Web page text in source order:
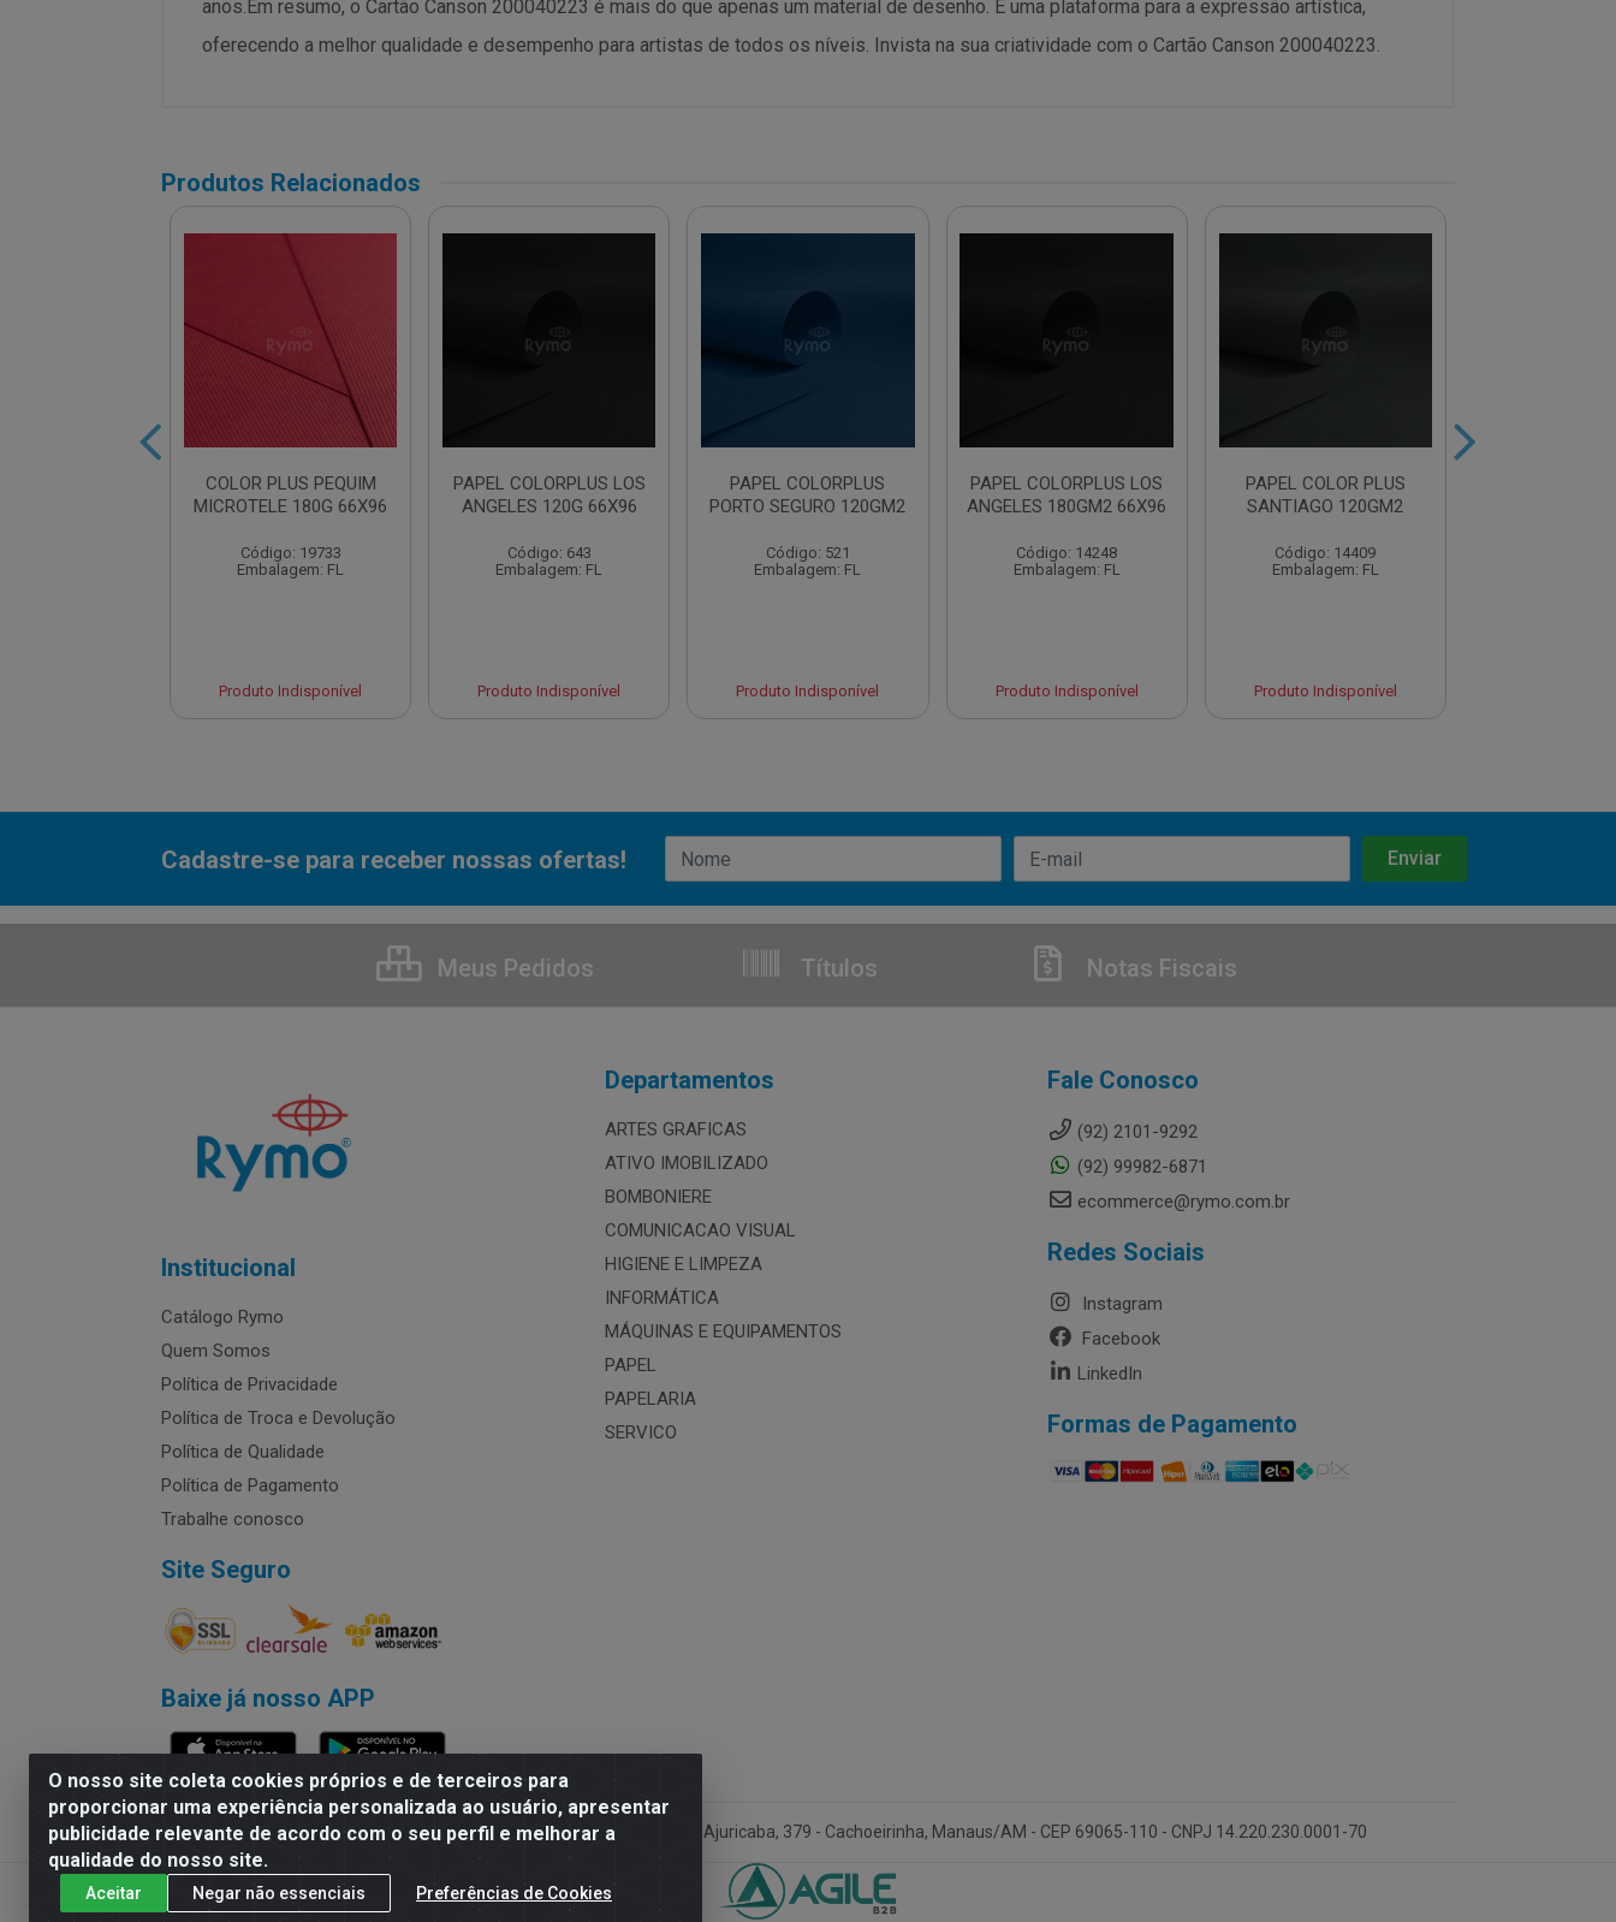
anos.Em resumo, o Cartão Canson 200040223 é mais do que apenas um material de desenho. É uma plataforma para a expressão artística,
oferecendo a melhor qualidade e desempenho para artistas de todos os níveis. Invista na sua criatividade com o Cartão Canson 200040223.
Produtos Relacionados
COLOR PLUS PEQUIM
MICROTELE 180G 66X96
Código: 19733
Embalagem: FL
Produto Indisponível
PAPEL COLORPLUS LOS
ANGELES 120G 66X96
Código: 643
Embalagem: FL
Produto Indisponível
PAPEL COLORPLUS
PORTO SEGURO 120GM2
Código: 521
Embalagem: FL
Produto Indisponível
PAPEL COLORPLUS LOS
ANGELES 180GM2 66X96
Código: 14248
Embalagem: FL
Produto Indisponível
PAPEL COLOR PLUS
SANTIAGO 120GM2
Código: 14409
Embalagem: FL
Produto Indisponível
O nosso site coleta cookies próprios e de terceiros para
proporcionar uma experiência personalizada ao usuário, apresentar
publicidade relevante de acordo com o seu perfil e melhorar a
qualidade do nosso site.
Aceitar Negar não essenciais Preferências de Cookies
Cadastre-se para receber nossas ofertas!
Meus Pedidos Títulos Notas Fiscais
Institucional
Catálogo Rymo
Quem Somos
Política de Privacidade
Política de Troca e Devolução
Política de Qualidade
Política de Pagamento
Trabalhe conosco
Site Seguro
Baixe já nosso APP
Departamentos
ARTES GRAFICAS
ATIVO IMOBILIZADO
BOMBONIERE
COMUNICACAO VISUAL
HIGIENE E LIMPEZA
INFORMÁTICA
MÁQUINAS E EQUIPAMENTOS
PAPEL
PAPELARIA
SERVICO
Fale Conosco
(92) 2101-9292
(92) 99982-6871
ecommerce@rymo.com.br
Redes Sociais
Instagram
Facebook
LinkedIn
Formas de Pagamento
Rymo Imagem e Produtos Gráficos da Amazonia LTDA - Av. Ajuricaba, 379 - Cachoeirinha, Manaus/AM - CEP 69065-110 - CNPJ 14.220.230.0001-70